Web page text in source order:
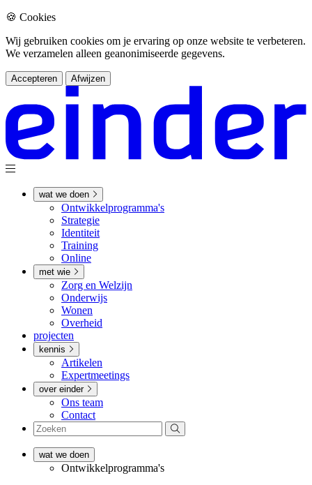
🍪 Cookies
Wij gebruiken cookies om je ervaring op onze website te verbeteren.
We verzamelen alleen geanonimiseerde gegevens.
Accepteren Afwijzen
wat we doen
Ontwikkel­­programma's
Strategie
Identiteit
Training
Online
met wie
Zorg en Welzijn
Onderwijs
Wonen
Overheid
projecten
kennis
Artikelen
Expertmeetings
over einder
Ons team
Contact
wat we doen
Ontwikkel­­programma's